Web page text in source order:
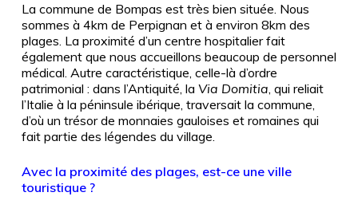
La commune de Bompas est très bien située. Nous
sommes à 4km de Perpignan et à environ 8km des
plages. La proximité d’un centre hospitalier fait
également que nous accueillons beaucoup de personnel
médical. Autre caractéristique, celle-là d’ordre
patrimonial : dans l’Antiquité, la Via Domitia, qui reliait
l’Italie à la péninsule ibérique, traversait la commune,
d’où un trésor de monnaies gauloises et romaines qui
fait partie des légendes du village.
Avec la proximité des plages, est-ce une ville
touristique ?